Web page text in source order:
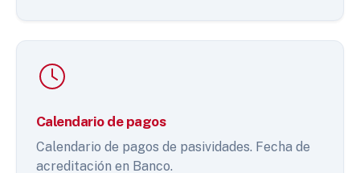
Calendario de pagos
Calendario de pagos de pasividades. Fecha de
acreditación en Banco.